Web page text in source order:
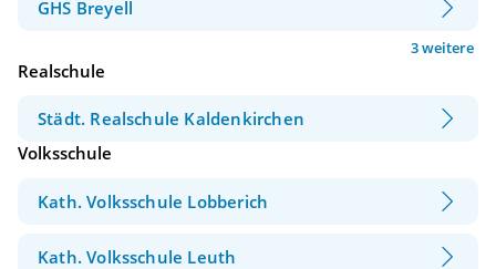
GHS Breyell
3 weitere
Realschule
Städt. Realschule Kaldenkirchen
Volksschule
Kath. Volksschule Lobberich
Kath. Volksschule Leuth